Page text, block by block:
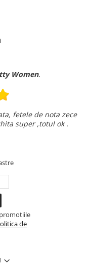
Women.
fetele de nota zece
super ,totul ok .
de